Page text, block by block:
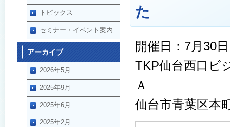
た
開催日：7月30
TKP仙台西口ビ
Ａ
仙台市青葉区本
トピックス
セミナー・イベント案内
アーカイブ
2026年5月
2025年9月
2025年6月
2025年2月